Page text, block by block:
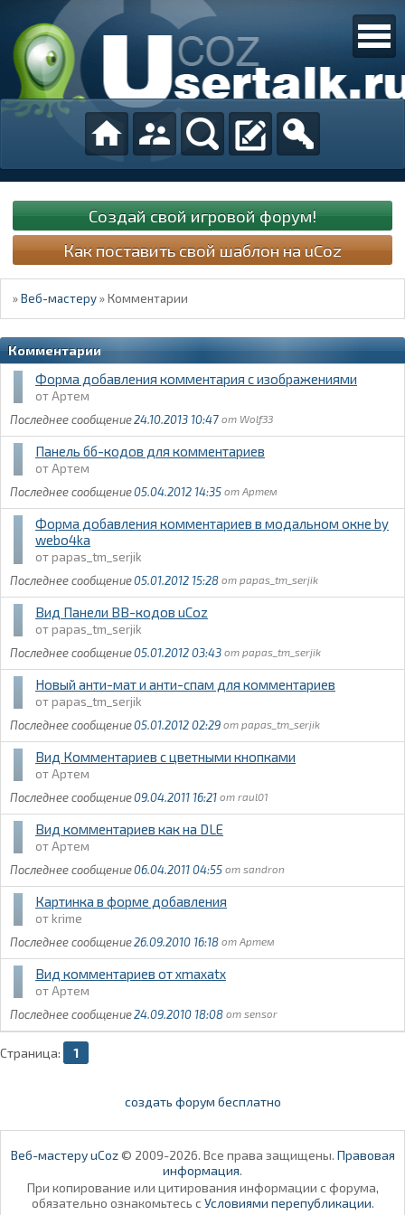
Создай свой игровой форум!
Как поставить свой шаблон на uCoz
»Веб-мастеру »Комментарии
Комментарии
Форма добавления комментария с изображениями
Артем
24.10.2013 10:47
Wolf33
Панель бб-кодов для комментариев
Артем
05.04.2012 14:35
Артем
Форма добавления комментариев в модальном окне by
webo4ka
papas_tm_serjik
05.01.2012 15:28
papas_tm_serjik
Вид Панели BB-кодов uCoz
papas_tm_serjik
05.01.2012 03:43
papas_tm_serjik
Новый анти-мат и анти-спам для комментариев
papas_tm_serjik
05.01.2012 02:29
papas_tm_serjik
Вид Комментариев с цветными кнопками
Артем
09.04.2011 16:21
raul01
Вид комментариев как на DLE
Артем
06.04.2011 04:55
sandron
Картинка в форме добавления
krime
26.09.2010 16:18
Артем
Вид комментариев от xmaxatx
Артем
24.09.2010 18:08
sensor
Страница: 1
создать форум бесплатно
Веб-мастеру uCoz© 2009-2026. Все права защищены. Правовая
информация.
При копирование или цитирования информации с форума,
обязательно ознакомьтесь с Условиями перепубликации.